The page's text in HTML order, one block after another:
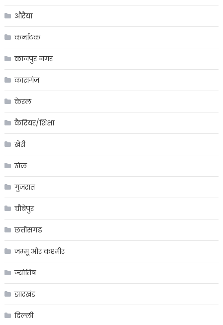
औरैया
कर्नाटक
कानपुर नगर
कासगंज
केरल
कैरियर/शिक्षा
खेरी
खेल
गुजरात
चौबेपुर
छत्तीसगढ
जम्मू और कश्मीर
ज्योतिष
झारखंड
दिल्ली